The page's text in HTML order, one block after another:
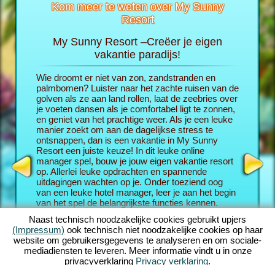
Kom meer te weten over My Sunny
Resort
My Sunny Resort –Creëer je eigen
vakantie paradijs!
Wie droomt er niet van zon, zandstranden en
palmbomen? Luister naar het zachte ruisen van de
golven als ze aan land rollen, laat de zeebries over
je voeten dansen als je comfortabel ligt te zonnen,
en geniet van het prachtige weer. Als je een leuke
manier zoekt om aan de dagelijkse stress te
ontsnappen, dan is een vakantie in My Sunny
Resort een juiste keuze! In dit leuke online
manager spel, bouw je jouw eigen vakantie resort
op. Allerlei leuke opdrachten en spannende
uitdagingen wachten op je. Onder toeziend oog
van een leuke hotel manager, leer je aan het begin
van het spel de belangrijkste functies kennen.
Bouw je unieke badplaats. Natuurlijk, heb je een
aantal ambitieuze doelen: Je doel in dit online
manager avontuur is om zo goed mogelijk voor je
gasten te zorgen en uit te groeien tot een
In de
de
eigen
gasten
Hoe
een
Resort,
het
ook
Naast technisch noodzakelijke cookies gebruikt upjers
(Impressum) ook technisch niet noodzakelijke cookies op haar
website om gebruikersgegevens te analyseren en om sociale-
mediadiensten te leveren. Meer informatie vindt u in onze
privacyverklaring Privacy verklaring.